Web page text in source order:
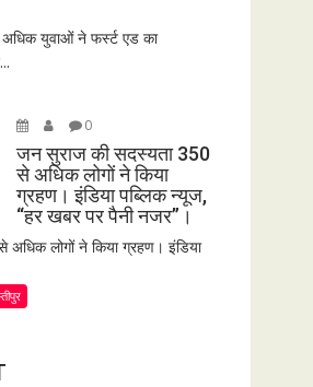
युवाओं ने फर्स्ट एड का
0
जन सुराज की सदस्यता 350
से अधिक लोगों ने किया
ग्रहण। इंडिया पब्लिक न्यूज,
“हर खबर पर पैनी नजर”।
लोगों ने किया ग्रहण। इंडिया